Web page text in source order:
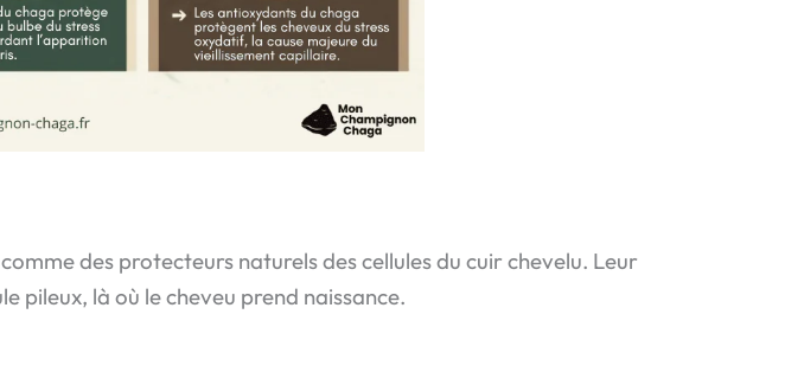
des protecteurs naturels des cellules du cuir chevelu. Leur
pileux, là où le cheveu prend naissance.